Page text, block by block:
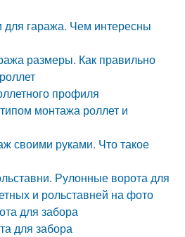
для гаража. Чем интересны
размеры. Как правильно
профиля
монтажа роллет и
своими руками. Что такое
Рулонные ворота для
и рольставней на фото
для забора
для забора